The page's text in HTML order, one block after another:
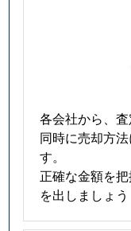
各会社から、査
同時に売却方
す。
正確な金額を
を出しましょう